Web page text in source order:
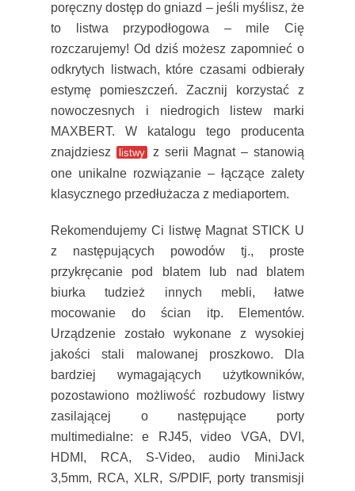
poręczny dostęp do gniazd – jeśli myślisz, że
to listwa przypodłogowa – mile Cię
rozczarujemy! Od dziś możesz zapomnieć o
odkrytych listwach, które czasami odbierały
estymę pomieszczeń. Zacznij korzystać z
nowoczesnych i niedrogich listew marki
MAXBERT. W katalogu tego producenta
znajdziesz
listwy z serii Magnat – stanowią
one unikalne rozwiązanie – łączące zalety
klasycznego przedłużacza z mediaportem.
Rekomendujemy Ci listwę Magnat STICK U
z następujących powodów tj., proste
przykręcanie pod blatem lub nad blatem
biurka tudzież innych mebli, łatwe
mocowanie do ścian itp. Elementów.
Urządzenie zostało wykonane z wysokiej
jakości stali malowanej proszkowo. Dla
bardziej wymagających użytkowników,
pozostawiono możliwość rozbudowy listwy
zasilającej o następujące porty
multimedialne: e RJ45, video VGA, DVI,
HDMI, RCA, S-Video, audio MiniJack
3,5mm, RCA, XLR, S/PDIF, porty transmisji